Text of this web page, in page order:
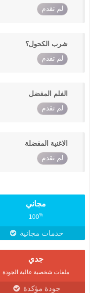
لم تقدم
شرب الكحول؟
لم تقدم
الفلم المفضل
لم تقدم
الاغنية المفضلة
لم تقدم
مجاني
100%
خدمات مجانية
جدي
ملفات شخصية عالية الجودة
جودة مؤكدة